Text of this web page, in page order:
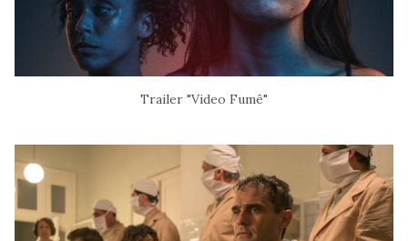
Trailer "Video Fumê"